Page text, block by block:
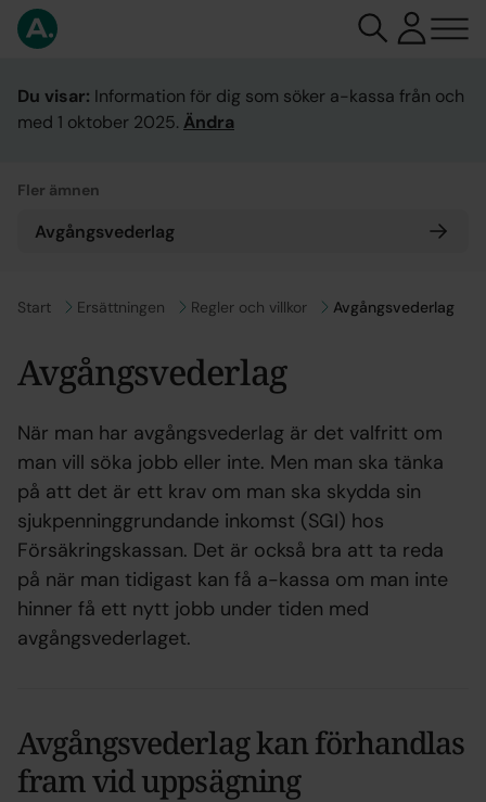
Du visar: Information för dig som söker a-kassa från och
med 1 oktober 2025. Ändra
Fler ämnen
Avgångsvederlag
Gå till
Start Gå till
Ersättningen Gå till
Regler och villkor Avgångsvederlag
Avgångsvederlag
När man har avgångsvederlag är det valfritt om
man vill söka jobb eller inte. Men man ska tänka
på att det är ett krav om man ska skydda sin
sjukpenninggrundande inkomst (SGI) hos
Försäkringskassan. Det är också bra att ta reda
på när man tidigast kan få a-kassa om man inte
hinner få ett nytt jobb under tiden med
avgångsvederlaget.
Avgångsvederlag kan förhandlas
fram vid uppsägning